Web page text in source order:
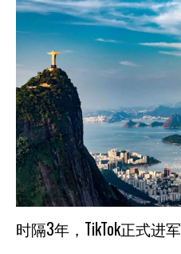
时隔3年，TikTok正式进